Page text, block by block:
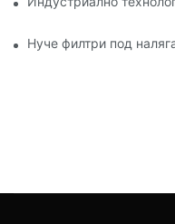
Нуче филтри под